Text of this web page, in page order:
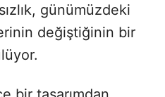
günümüzdeki
değiştiğinin bir